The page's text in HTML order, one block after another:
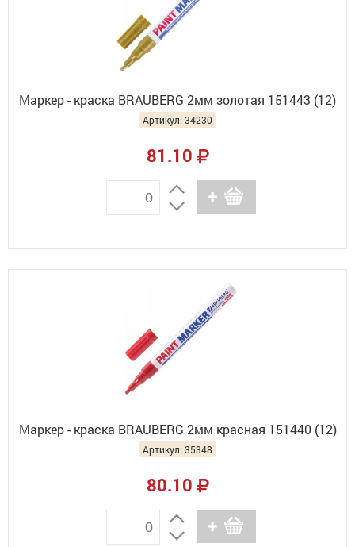
Маркер - краска BRAUBERG 2мм золотая 151443 (12)
Артикул: 34230
81.10
Маркер - краска BRAUBERG 2мм красная 151440 (12)
Артикул: 35348
80.10